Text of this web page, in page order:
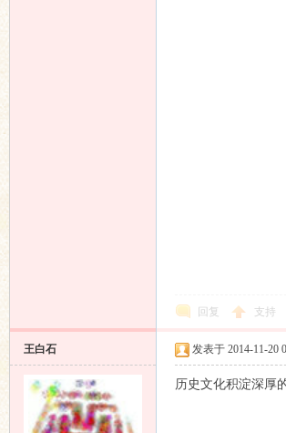
回复 支持
王白石 发表于 2014-11-20
历史文化积淀深厚